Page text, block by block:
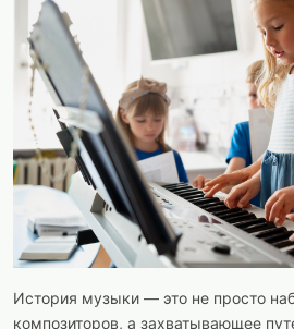
История музыки — это не просто
композиторов, а захватывающее